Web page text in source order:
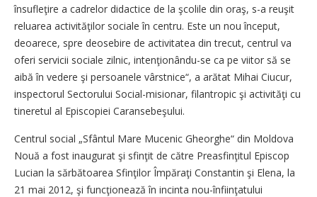
însufleţire a cadrelor didactice de la şcolile din oraş, s-a reuşit
reluarea activităţilor sociale în centru. Este un nou început,
deoarece, spre deosebire de activitatea din trecut, centrul va
oferi servicii sociale zilnic, intenţionându-se ca pe viitor să se
aibă în vedere şi persoanele vârstnice“, a arătat Mihai Ciucur,
inspectorul Sectorului Social-misionar, filantropic şi activităţi cu
tineretul al Episcopiei Caransebeşului.
Centrul social „Sfântul Mare Mucenic Gheorghe“ din Moldova
Nouă a fost inaugurat şi sfinţit de către Preasfinţitul Episcop
Lucian la sărbătoarea Sfinţilor Împăraţi Constantin şi Elena, la
21 mai 2012, şi funcţionează în incinta nou-înfiinţatului